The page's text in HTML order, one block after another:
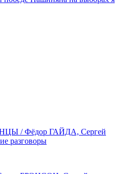
/ Фёдор ГАЙДА, Сергей
разговоры